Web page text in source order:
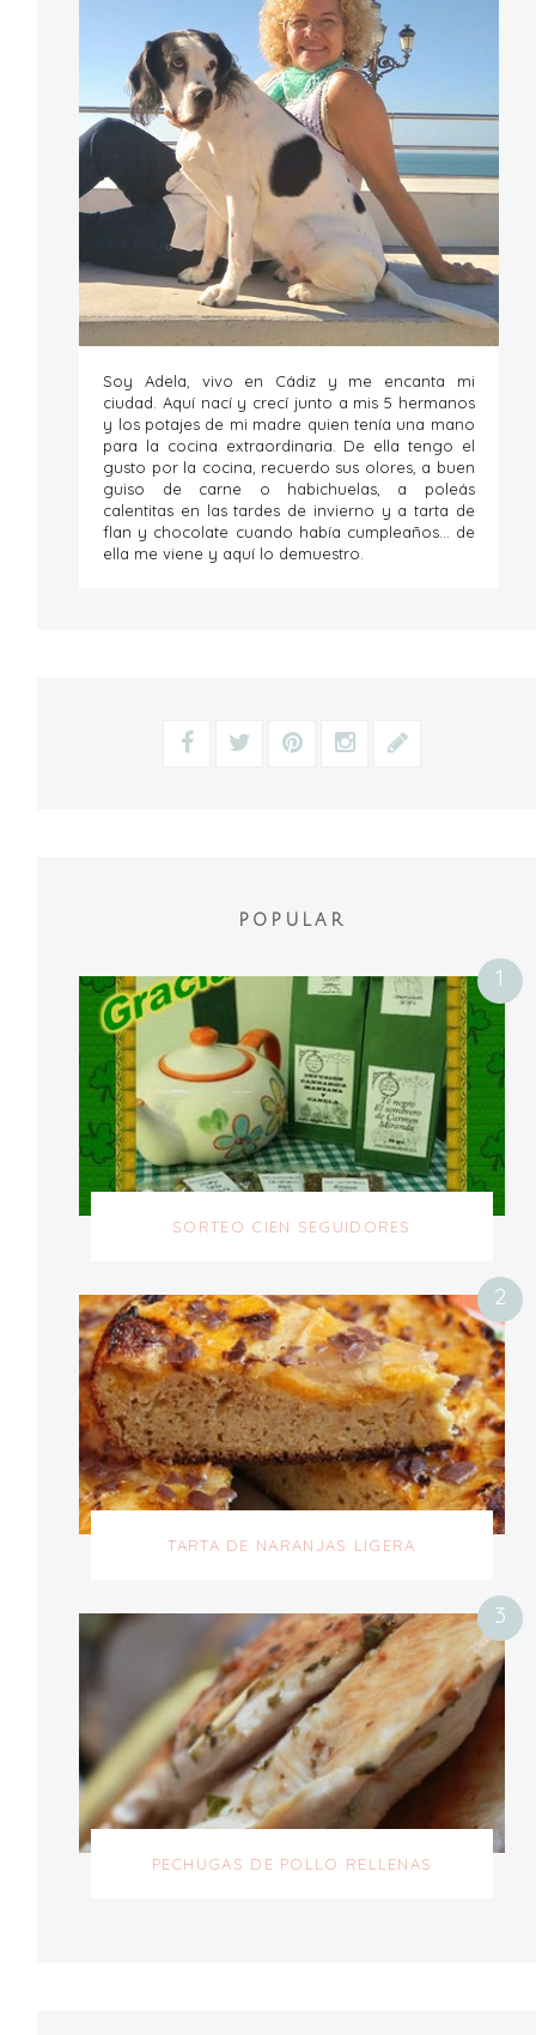
Soy Adela, vivo en Cádiz y me encanta mi
ciudad. Aquí nací y crecí junto a mis 5 hermanos
y los potajes de mi madre quien tenía una mano
para la cocina extraordinaria. De ella tengo el
gusto por la cocina, recuerdo sus olores, a buen
guiso de carne o habichuelas, a poleás
calentitas en las tardes de invierno y a tarta de
flan y chocolate cuando había cumpleaños... de
ella me viene y aquí lo demuestro.
POPULAR
SORTEO CIEN SEGUIDORES
TARTA DE NARANJAS LIGERA
PECHUGAS DE POLLO RELLENAS